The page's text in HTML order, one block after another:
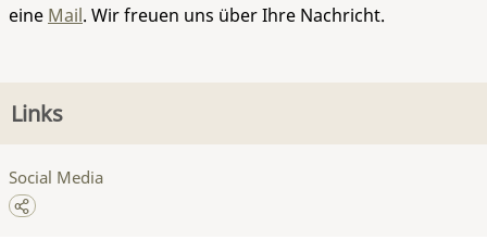
eine Mail. Wir freuen uns über Ihre Nachricht.
Links
Social Media